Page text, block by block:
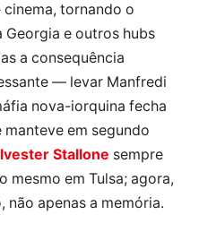
tornando o
e outros hubs
a consequência
— levar Manfredi
nova-iorquina fecha
em segundo
Stallone sempre
mesmo em Tulsa; agora,
não apenas a memória.